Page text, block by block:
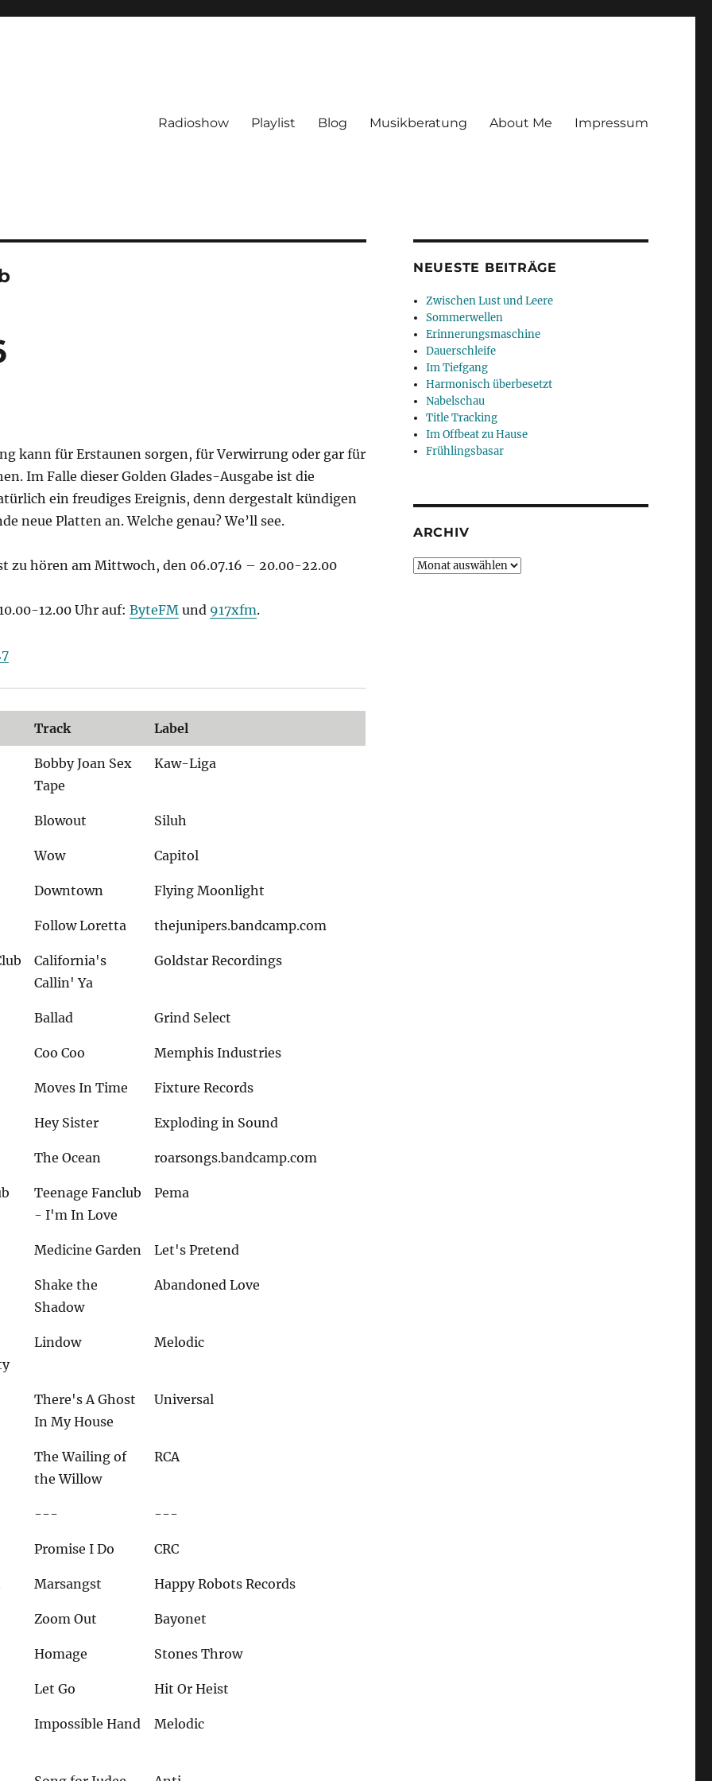
Radioshow Playlist Blog Musikberatung About Me Impressum
kann für Erstaunen sorgen, für Verwirrung oder gar für
Im Falle dieser Golden Glades-Ausgabe ist die
ein freudiges Ereignis, denn dergestalt kündigen
neue Platten an. Welche genau? We’ll see.
zu hören am Mittwoch, den 06.07.16 – 20.00-22.00
12.00 Uhr auf: ByteFMund 917xfm.
Track Label
Bobby Joan Sex
Tape
Kaw-Liga
Blowout Siluh
Wow Capitol
Downtown Flying Moonlight
Follow Loretta thejunipers.bandcamp.com
California's
Callin' Ya
Goldstar Recordings
Ballad Grind Select
Coo Coo Memphis Industries
Moves In Time Fixture Records
Hey Sister Exploding in Sound
The Ocean roarsongs.bandcamp.com
Teenage Fanclub
- I'm In Love
Pema
Medicine Garden Let's Pretend
Shake the
Shadow
Abandoned Love
Lindow Melodic
There's A Ghost
In My House
Universal
The Wailing of
the Willow
RCA
--- ---
Promise I Do CRC
Marsangst Happy Robots Records
Zoom Out Bayonet
Homage Stones Throw
Let Go Hit Or Heist
Impossible Hand Melodic
NEUESTE BEITRÄGE
Zwischen Lust und Leere
Sommerwellen
Erinnerungsmaschine
Dauerschleife
Im Tiefgang
Harmonisch überbesetzt
Nabelschau
Title Tracking
Im Offbeat zu Hause
Frühlingsbasar
ARCHIV
Archiv